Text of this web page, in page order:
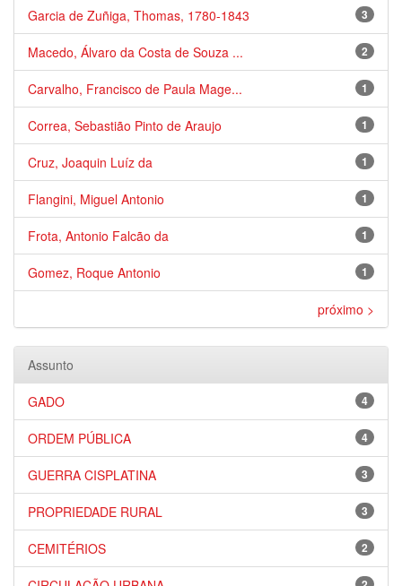
3
Garcia de Zuñiga, Thomas, 1780-1843
2
Macedo, Álvaro da Costa de Souza ...
1
Carvalho, Francisco de Paula Mage...
1
Correa, Sebastião Pinto de Araujo
1
Cruz, Joaquin Luíz da
1
Flangini, Miguel Antonio
1
Frota, Antonio Falcão da
1
Gomez, Roque Antonio
próximo >
Assunto
4
GADO
4
ORDEM PÚBLICA
3
GUERRA CISPLATINA
3
PROPRIEDADE RURAL
2
CEMITÉRIOS